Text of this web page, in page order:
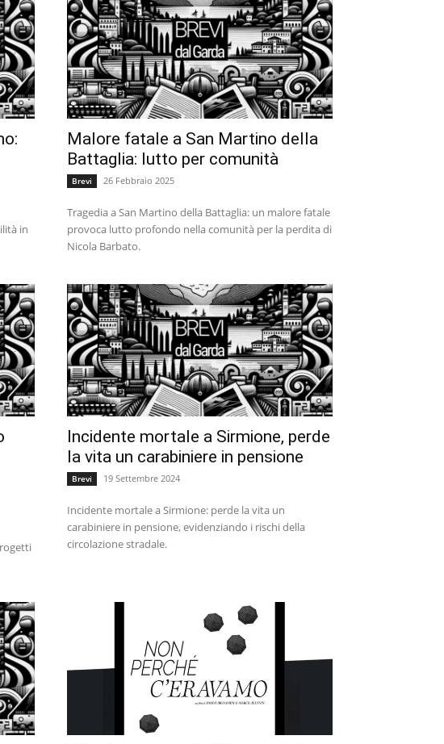
in
Malore fatale a San Martino della
Battaglia: lutto per comunità
Brevi 26 Febbraio 2025
Tragedia a San Martino della Battaglia: un malore fatale
provoca lutto profondo nella comunità per la perdita di
Nicola Barbato.
Incidente mortale a Sirmione, perde
la vita un carabiniere in pensione
Brevi 19 Settembre 2024
Incidente mortale a Sirmione: perde la vita un
carabiniere in pensione, evidenziando i rischi della
circolazione stradale.